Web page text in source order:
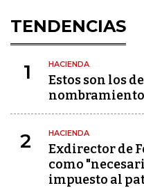
TENDENCIAS
1 HACIENDA
Estos son los
2 HACIENDA
Exdirector de
como
impuesto al